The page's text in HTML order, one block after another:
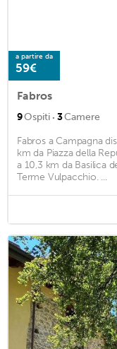
a partire da
59€
Fabros
9Ospiti · 3Camere
Fabros a Campagna
km da Piazza della
a 10,3 km da Basilica
Terme Vulpacchio. ...